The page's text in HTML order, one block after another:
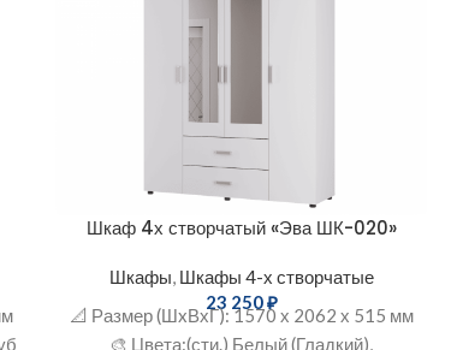
Шкаф 4х створчатый «Эва ШК-020»
Шкафы, Шкафы 4-х створчатые
23 250₽
📐 Размер (ШxВхГ): 1570 х 2062 х 515 мм
🎨 Цвета:(сти.) Белый (Гладкий),